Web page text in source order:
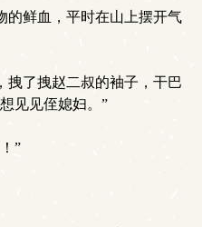
鲜血，平时在山上摆开气
了拽赵二叔的袖子，干巴
见见侄媳妇。”
”